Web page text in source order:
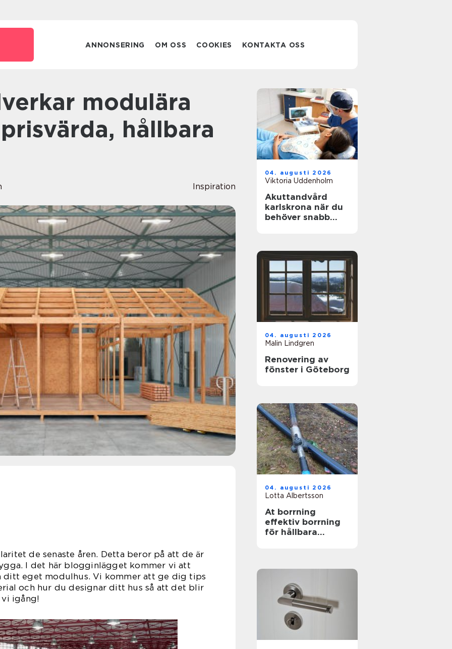
ANNONSERING OM OSS COOKIES KONTAKTA OSS
hållbara
Inspiration
de senaste åren. Detta beror på att de är
I det här blogginlägget kommer vi att
ditt eget modulhus. Vi kommer att ge dig tips
och hur du designar ditt hus så att det blir
igång!
04. augusti 2026
Viktoria Uddenholm
Akuttandvård
karlskrona när du
behöver snabb
04. augusti 2026
Malin Lindgren
Renovering av
fönster i Göteborg
04. augusti 2026
Lotta Albertsson
At borrning
effektiv borrning
för hållbara